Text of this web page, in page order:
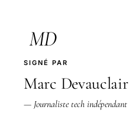
MD
SIGNÉ PAR
Marc Devauclair
— Journaliste tech indépendant